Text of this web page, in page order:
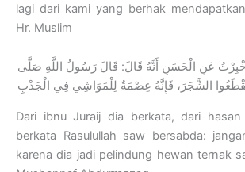
lagi dari kami yang berhak
Hr. Muslim
عَنِ الْحَسَنِ أَنَّهُ قَالَ: قَالَ رَسُولُ اللَّهِ صَلَّى
تَقْطَعُوا الشَّجَرَ، فَإِنَّهُ عِصْمَةٌ لِلْمَوَاشِي فِي الْجَدْبِ
Dari ibnu Juraij dia berkata, dari
berkata Rasulullah saw bersabda:
karena dia jadi pelindung hewan ternak